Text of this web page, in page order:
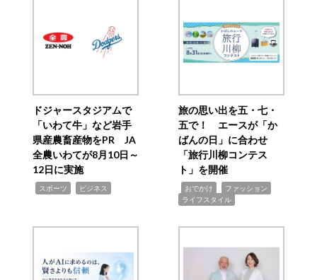
ドジャースタジアムで
「いわて牛」など岩手
県産農畜産物をPR JA
全農いわてが8月10日～
12日に実施
スポーツ ビジネス
旅の思い出を五・七・
五で！ エースが「か
ばんの日」に合わせ
「旅行川柳コンテス
ト」を開催
おでかけ ファッション
ライフスタイル